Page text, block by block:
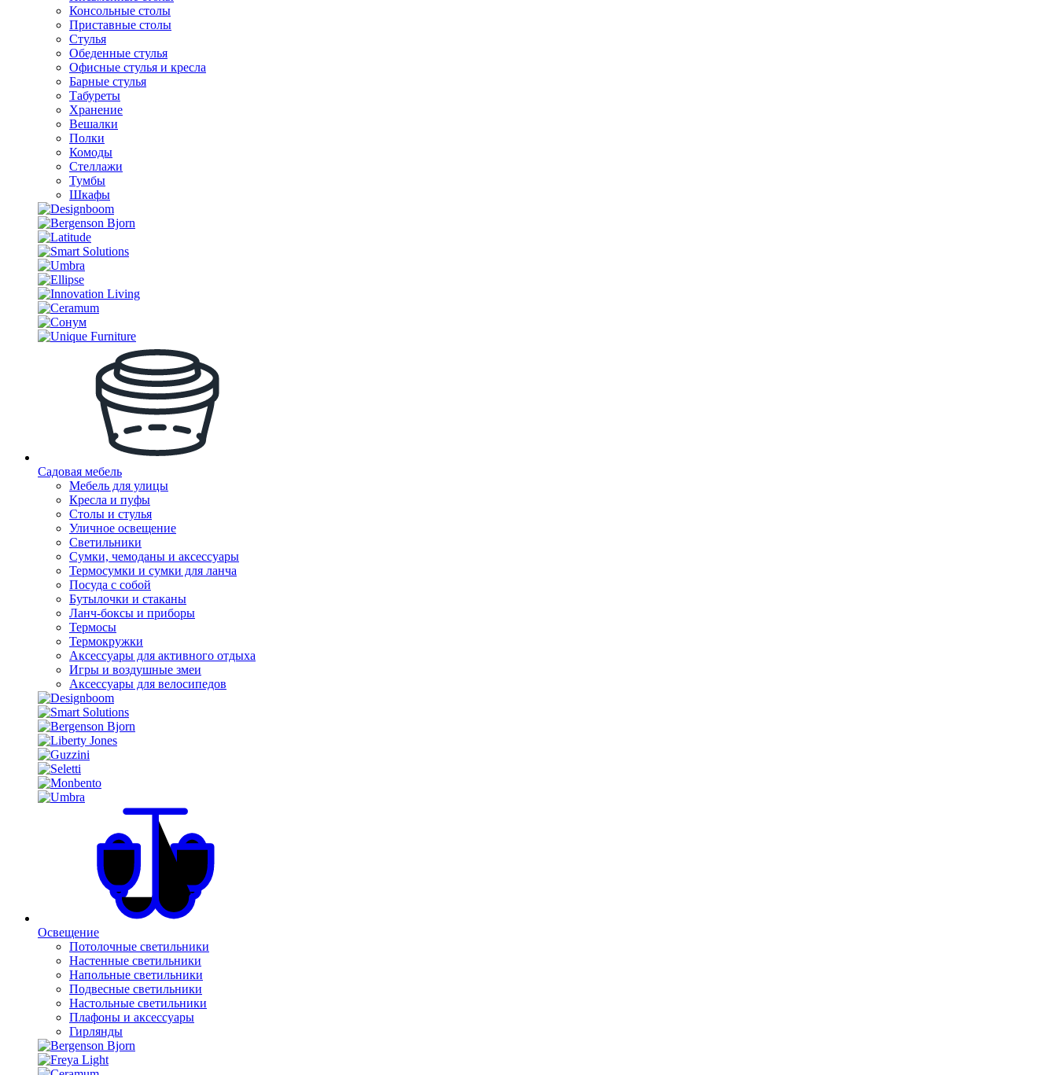
Консольные столы
Приставные столы
Стулья
Обеденные стулья
Офисные стулья и кресла
Барные стулья
Табуреты
Хранение
Вешалки
Полки
Комоды
Стеллажи
Тумбы
Шкафы
Садовая мебель
Мебель для улицы
Кресла и пуфы
Столы и стулья
Уличное освещение
Светильники
Сумки, чемоданы и аксессуары
Термосумки и сумки для ланча
Посуда с собой
Бутылочки и стаканы
Ланч-боксы и приборы
Термосы
Термокружки
Аксессуары для активного отдыха
Игры и воздушные змеи
Аксессуары для велосипедов
Освещение
Потолочные светильники
Настенные светильники
Напольные светильники
Подвесные светильники
Настольные светильники
Плафоны и аксессуары
Гирлянды